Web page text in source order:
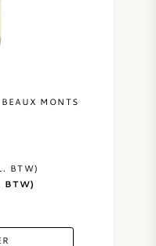
MONTS
BTW)